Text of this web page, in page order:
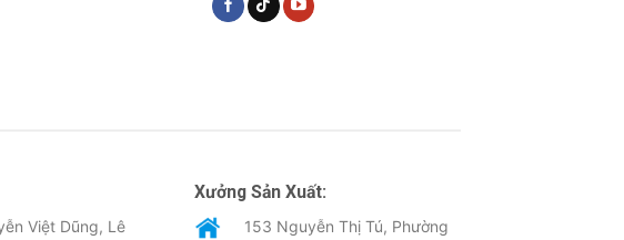
Việt Dũng, Lê
Xưởng Sản Xuất:
153 Nguyễn Thị Tú, Phường